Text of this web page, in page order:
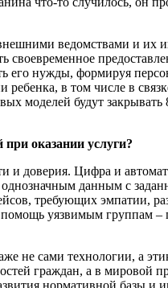
ведомствами и
его нужды, формируя
в том числе в
моделей будут
оказании услуги?
доверия. Цифра и
данным с
требующих эмпатии,
уязвимым группам
не сами технологии, а
граждан, а в мировой